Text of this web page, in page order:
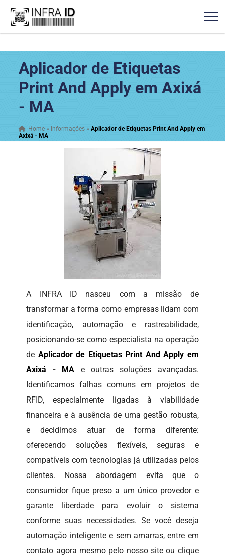
Aplicador de Etiquetas
Print And Apply em Axixá
- MA
Home » Informações »Aplicador de Etiquetas Print And Apply em
Axixá - MA
A INFRA ID nasceu com a missão de
transformar a forma como empresas lidam com
identificação, automação e rastreabilidade,
posicionando-se como especialista na operação
de Aplicador de Etiquetas Print And Apply em
Axixá - MA e outras soluções avançadas.
Identificamos falhas comuns em projetos de
RFID, especialmente ligadas à viabilidade
financeira e à ausência de uma gestão robusta,
e decidimos atuar de forma diferente:
oferecendo soluções flexíveis, seguras e
compatíveis com tecnologias já utilizadas pelos
clientes. Nossa abordagem evita que o
consumidor fique preso a um único provedor e
garante liberdade para evoluir o sistema
conforme suas necessidades. Se você deseja
automação inteligente e sem amarras, entre em
contato agora mesmo pelo nosso site ou clique